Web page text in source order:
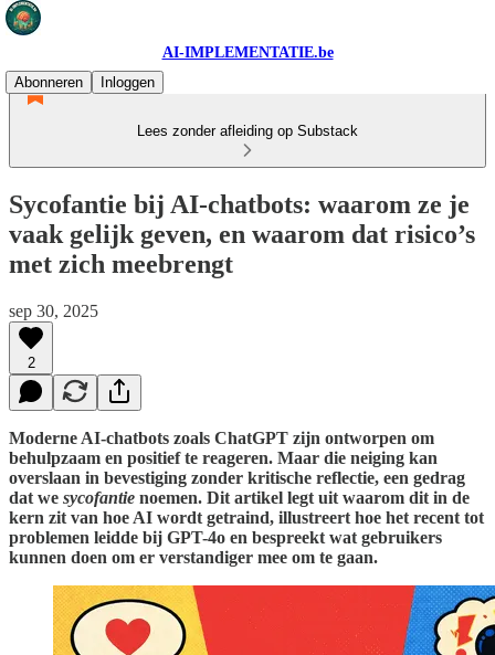
AI-IMPLEMENTATIE.be
Abonneren
Inloggen
Lees zonder afleiding op Substack
Sycofantie bij AI-chatbots: waarom ze je
vaak gelijk geven, en waarom dat risico’s
met zich meebrengt
sep 30, 2025
2
Moderne AI-chatbots zoals ChatGPT zijn ontworpen om
behulpzaam en positief te reageren. Maar die neiging kan
overslaan in bevestiging zonder kritische reflectie, een gedrag
dat we sycofantie noemen. Dit artikel legt uit waarom dit in de
kern zit van hoe AI wordt getraind, illustreert hoe het recent tot
problemen leidde bij GPT-4o en bespreekt wat gebruikers
kunnen doen om er verstandiger mee om te gaan.